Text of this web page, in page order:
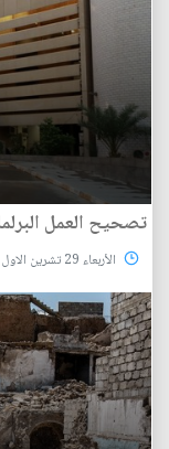
تصحيح العمل
الأربعاء 29 تشرين الاول 2025